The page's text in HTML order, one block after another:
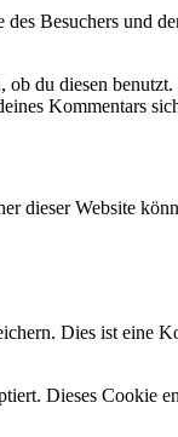
Besuchers und
du diesen
Kommentars
dieser Website
Dies ist eine
Dieses Cookie